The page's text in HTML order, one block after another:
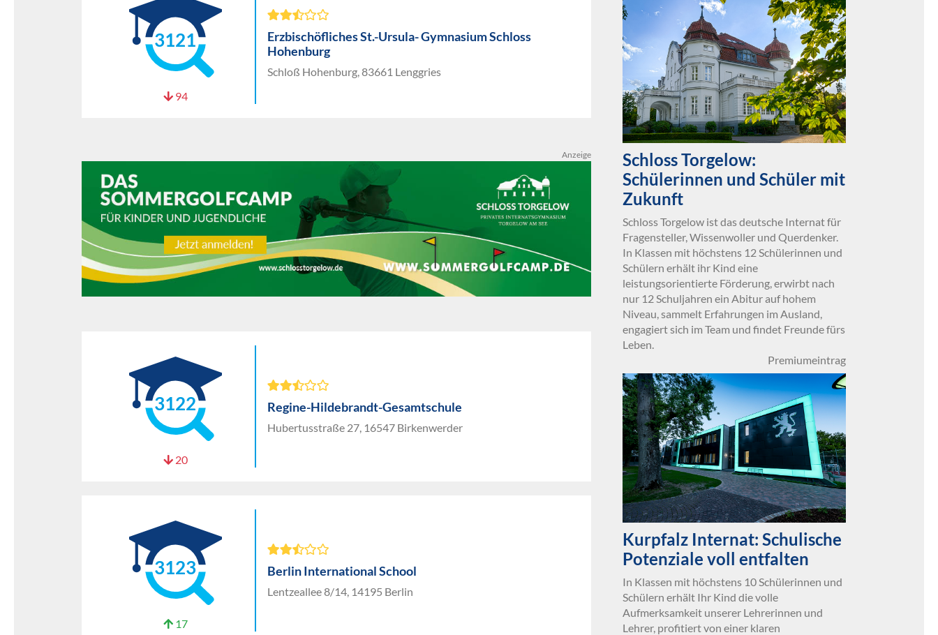
3121
94
Erzbischöfliches St.-Ursula- Gymnasium Schloss
Hohenburg
Schloß Hohenburg, 83661 Lenggries
Anzeige
3122
20
Regine-Hildebrandt-Gesamtschule
Hubertusstraße 27, 16547 Birkenwerder
3123
17
Berlin International School
Lentzeallee 8/14, 14195 Berlin
Schloss Torgelow:
Schülerinnen und Schüler mit
Zukunft
Schloss Torgelow ist das deutsche Internat für
Fragensteller, Wissenwoller und Querdenker.
In Klassen mit höchstens 12 Schülerinnen und
Schülern erhält ihr Kind eine
leistungsorientierte Förderung, erwirbt nach
nur 12 Schuljahren ein Abitur auf hohem
Niveau, sammelt Erfahrungen im Ausland,
engagiert sich im Team und findet Freunde fürs
Leben.
Premiumeintrag
Kurpfalz Internat: Schulische
Potenziale voll entfalten
In Klassen mit höchstens 10 Schülerinnen und
Schülern erhält Ihr Kind die volle
Aufmerksamkeit unserer Lehrerinnen und
Lehrer, profitiert von einer klaren